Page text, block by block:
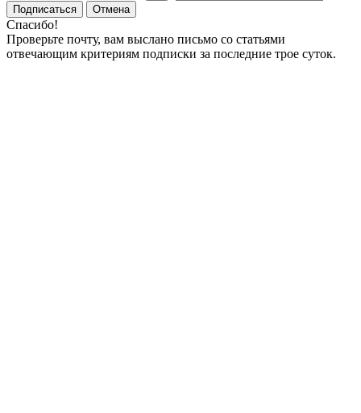
Подписаться
Отмена
Спасибо!
Проверьте почту, вам выслано письмо со статьями
отвечающим критериям подписки за последние трое суток.